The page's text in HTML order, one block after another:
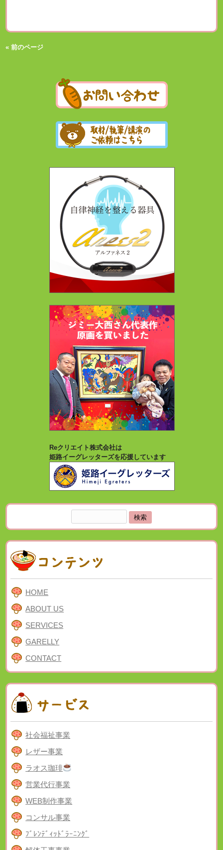
« 前のページ
Reクリエイト株式会社は
姫路イーグレッターズを応援しています
索:
HOME
ABOUT US
SERVICES
GARELLY
CONTACT
社会福祉事業
レザー事業
ラオス珈琲
営業代行事業
WEB制作事業
コンサル事業
ﾌﾞﾚﾝﾃﾞｨｯﾄﾞﾗｰﾆﾝｸﾞ